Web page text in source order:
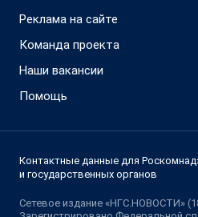
Реклама на сайте
Команда проекта
Наши вакансии
Помощь
Контактные данные для
и государственных органов
Сетевое издание «НГС.НОВОСТИ»